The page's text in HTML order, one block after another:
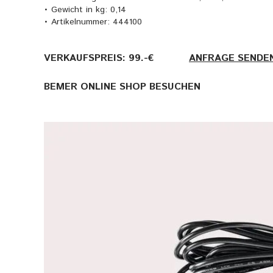
• Gewicht in kg: 0,14
• Artikelnummer: 444100
VERKAUFSPREIS: 99.-€ ANFRAGE
BEMER ONLINE SHOP BESUCHEN